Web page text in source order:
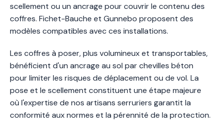
scellement ou un ancrage pour couvrir le contenu des
coffres. Fichet-Bauche et Gunnebo proposent des
modèles compatibles avec ces installations.
Les coffres à poser, plus volumineux et transportables,
bénéficient d'un ancrage au sol par chevilles béton
pour limiter les risques de déplacement ou de vol. La
pose et le scellement constituent une étape majeure
où l'expertise de nos artisans serruriers garantit la
conformité aux normes et la pérennité de la protection.